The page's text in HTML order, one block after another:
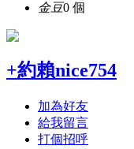
金豆0 個
+約賴nice754
加為好友
給我留言
打個招呼